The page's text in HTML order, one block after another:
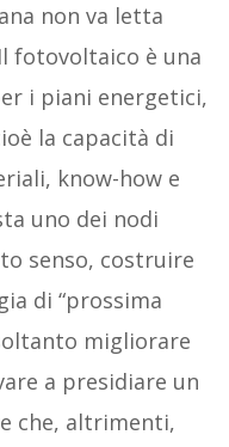
non va letta
fotovoltaico è una
i piani energetici,
la capacità di
know-how e
uno dei nodi
senso, costruire
di “prossima
migliorare
a presidiare un
che, altrimenti,